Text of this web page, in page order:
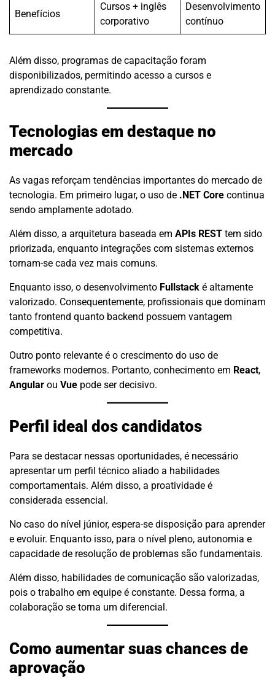
Benefícios
Cursos + inglês
corporativo
Desenvolvimento
contínuo
Além disso, programas de capacitação foram
disponibilizados, permitindo acesso a cursos e
aprendizado constante.
Tecnologias em destaque no
mercado
As vagas reforçam tendências importantes do mercado de
tecnologia. Em primeiro lugar, o uso de .NET Core continua
sendo amplamente adotado.
Além disso, a arquitetura baseada em APIs REST tem sido
priorizada, enquanto integrações com sistemas externos
tornam-se cada vez mais comuns.
Enquanto isso, o desenvolvimento Fullstack é altamente
valorizado. Consequentemente, profissionais que dominam
tanto frontend quanto backend possuem vantagem
competitiva.
Outro ponto relevante é o crescimento do uso de
frameworks modernos. Portanto, conhecimento em React,
Angular ou Vue pode ser decisivo.
Perfil ideal dos candidatos
Para se destacar nessas oportunidades, é necessário
apresentar um perfil técnico aliado a habilidades
comportamentais. Além disso, a proatividade é
considerada essencial.
No caso do nível júnior, espera-se disposição para aprender
e evoluir. Enquanto isso, para o nível pleno, autonomia e
capacidade de resolução de problemas são fundamentais.
Além disso, habilidades de comunicação são valorizadas,
pois o trabalho em equipe é constante. Dessa forma, a
colaboração se torna um diferencial.
Como aumentar suas chances de
aprovação